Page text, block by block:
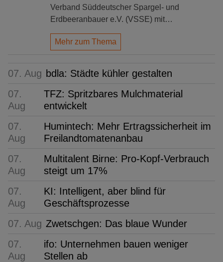
Verband Süddeutscher Spargel- und
Erdbeeranbauer e.V. (VSSE) mit…
Mehr zum Thema
07. Aug bdla: Städte kühler gestalten
07.
Aug
TFZ: Spritzbares Mulchmaterial
entwickelt
07.
Aug
Humintech: Mehr Ertragssicherheit im
Freilandtomatenanbau
07.
Aug
Multitalent Birne: Pro-Kopf-Verbrauch
steigt um 17%
07.
Aug
KI: Intelligent, aber blind für
Geschäftsprozesse
07. Aug Zwetschgen: Das blaue Wunder
07.
Aug
ifo: Unternehmen bauen weniger
Stellen ab